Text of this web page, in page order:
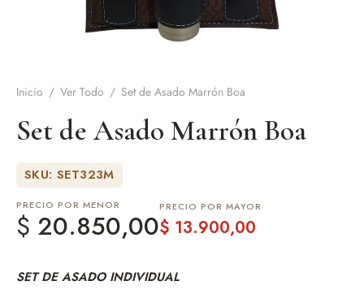
Inicio / Ver Todo / Set de Asado Marrón Boa
Set de Asado Marrón Boa
SKU: SET323M
PRECIO POR MENOR
$ 20.850,00
PRECIO POR MAYOR
$ 13.900,00
SET DE ASADO INDIVIDUAL
Asado y vino
y accesorios